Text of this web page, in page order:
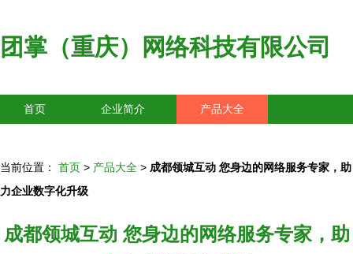
团掌（重庆）网络科技有限公司
首页 企业简介 产品大全
当前位置： 首页 > 产品大全 > 成都领城互动 您身边的网络服务专家，助
力企业数字化升级
成都领城互动 您身边的网络服务专家，助